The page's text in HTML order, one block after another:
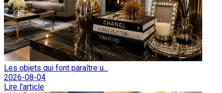
Les objets qui font paraître u...
2026-08-04
Lire l'article